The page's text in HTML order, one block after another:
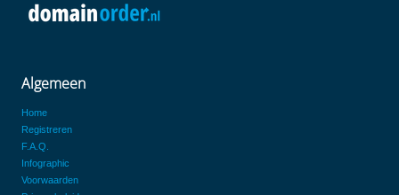
Algemeen
Home
Registreren
F.A.Q.
Infographic
Voorwaarden